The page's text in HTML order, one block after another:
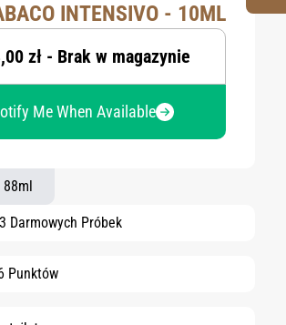
INTENSIVO - 10ML
zł - Brak w magazynie
Me When Available
88ml
Darmowych Próbek
Punktów